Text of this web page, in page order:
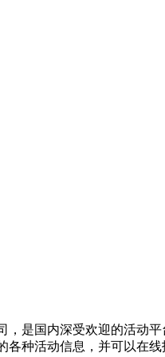
是国内深受欢迎的活动
种活动信息，并可以在